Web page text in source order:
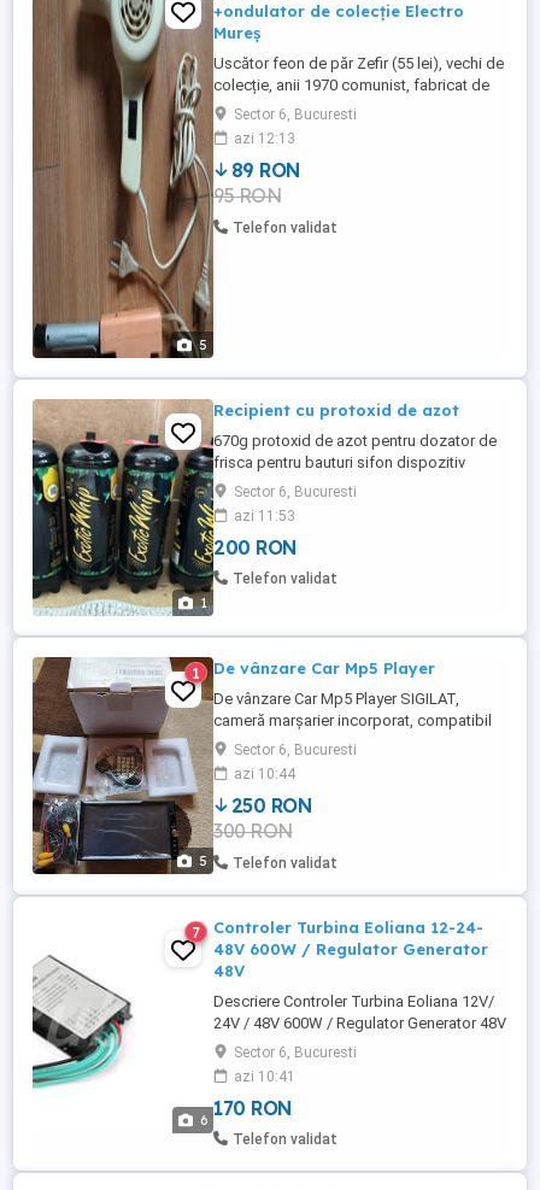
5
+ondulator de colecție Electro
Mureș
Uscător feon de păr Zefir (55 lei), vechi de
colecție, anii 1970 comunist, fabricat de
Electro Mureș, in stare f buna, funcțional.
Plus ondulator păr vechi funcțional (44lei)
sau 95 lei total pt ambele, Trimit si în țară.
Sector 6, Bucuresti
azi 12:13
89 RON
95 RON
Telefon validat
1
Recipient cu protoxid de azot
670g protoxid de azot pentru dozator de
frisca pentru bauturi sifon dispozitiv
pentru ornat
Sector 6, Bucuresti
azi 11:53
200 RON
Telefon validat
5
1 De vânzare Car Mp5 Player
De vânzare Car Mp5 Player SIGILAT,
cameră marșarier incorporat, compatibil
pe mai multe autovehicule. Pt detalii sunați
la numărul de telefon.
Sector 6, Bucuresti
azi 10:44
250 RON
300 RON
Telefon validat
6
7
Controler Turbina Eoliana 12-24-
48V 600W / Regulator Generator
48V
Descriere Controler Turbina Eoliana 12V/
24V / 48V 600W / Regulator Generator 48V
600W Am și modele 12v-24v pentru cine
dorește. Produs NOU Caracteristici: Viteza
Tensiunii bateriei: 48 V Tensiune frână: 60
V Tensiune de încărcare de recuperare:
54V Pentru turbină eoliană de 100w-600w,
Sector 6, Bucuresti
azi 10:41
170 RON
Telefon validat